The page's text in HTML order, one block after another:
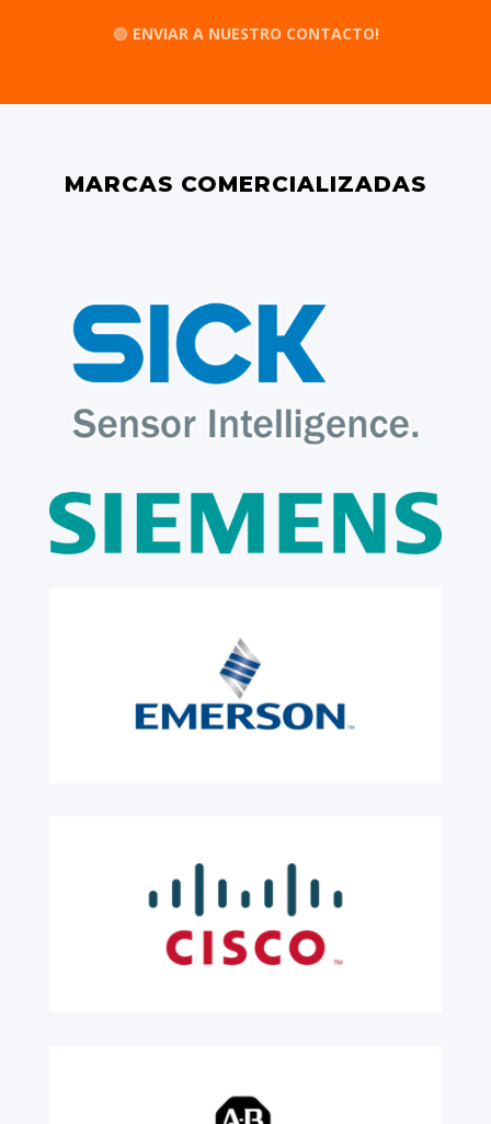
🟢 ENVIAR A NUESTRO CONTACTO!
MARCAS COMERCIALIZADAS